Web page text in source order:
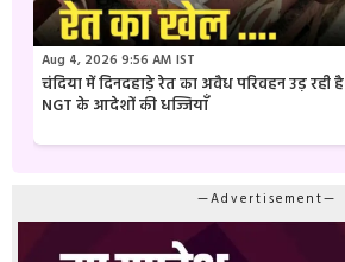
Aug 4, 2026 9:56 AM IST
चंदिया में दिनदहाड़े रेत का अवैध परिवहन उड़ रही है
NGT के आदेशों की धज्जियाँ
—Advertisement—